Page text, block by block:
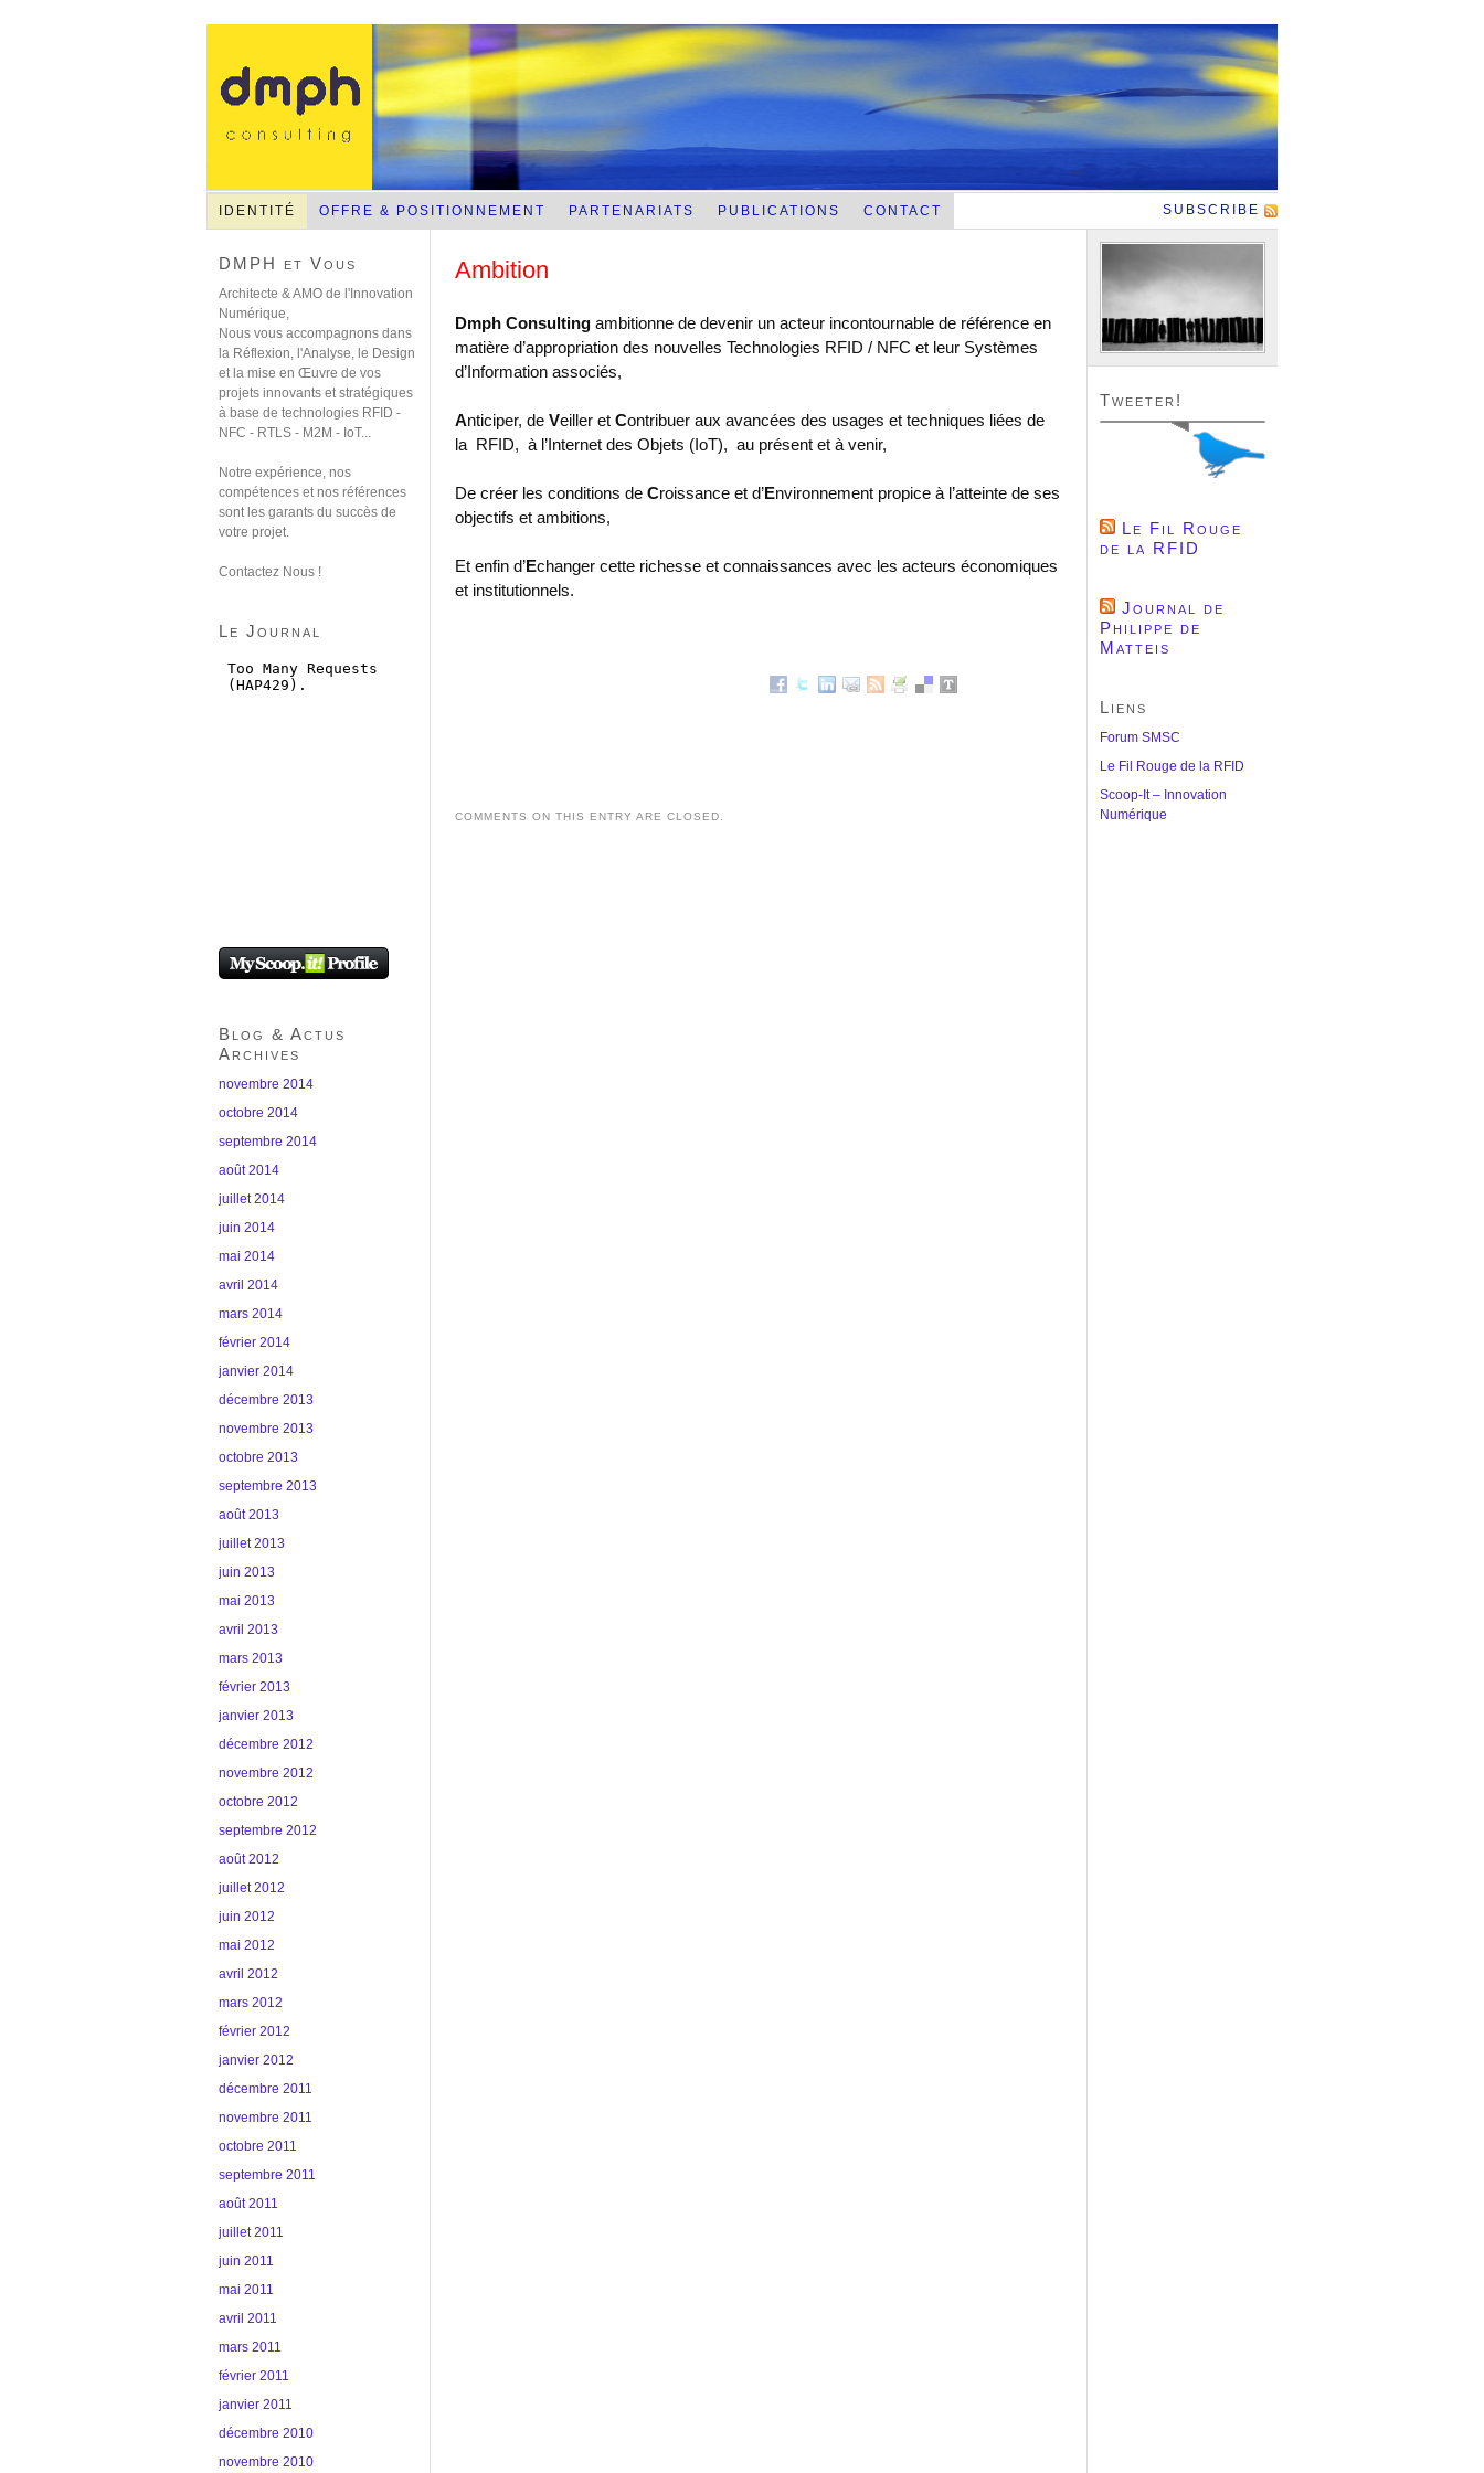
NFC-RFID-RTLS-Sans contact mobile
IDENTITÉ OFFRE & POSITIONNEMENT PARTENARIATS PUBLICATIONS CONTACT SUBSCRIBE
Ambition
Dmph Consulting ambitionne de devenir un acteur incontournable de référence en
matière d’appropriation des nouvelles Technologies RFID / NFC et leur Systèmes
d’Information associés,
Anticiper, de Veiller et Contribuer aux avancées des usages et techniques liées de
la RFID, à l’Internet des Objets (IoT), au présent et à venir,
De créer les conditions de Croissance et d’Environnement propice à l’atteinte de ses
objectifs et ambitions,
Et enfin d’Echanger cette richesse et connaissances avec les acteurs économiques
et institutionnels.
COMMENTS ON THIS ENTRY ARE CLOSED.
DMPH et Vous
Architecte & AMO de l'Innovation
Numérique,
Nous vous accompagnons dans
la Réflexion, l'Analyse, le Design
et la mise en Œuvre de vos
projets innovants et stratégiques
à base de technologies RFID -
NFC - RTLS - M2M - IoT...
Notre expérience, nos
compétences et nos références
sont les garants du succès de
votre projet.
Contactez Nous !
Le Journal
Blog & Actus
Archives
novembre 2014
octobre 2014
septembre 2014
août 2014
juillet 2014
juin 2014
mai 2014
avril 2014
mars 2014
février 2014
janvier 2014
décembre 2013
novembre 2013
octobre 2013
septembre 2013
août 2013
juillet 2013
juin 2013
mai 2013
avril 2013
mars 2013
février 2013
janvier 2013
décembre 2012
novembre 2012
octobre 2012
septembre 2012
août 2012
juillet 2012
juin 2012
mai 2012
avril 2012
mars 2012
février 2012
janvier 2012
décembre 2011
novembre 2011
octobre 2011
septembre 2011
août 2011
juillet 2011
juin 2011
mai 2011
avril 2011
mars 2011
février 2011
janvier 2011
décembre 2010
novembre 2010
Tweeter!
Le Fil Rouge
de la RFID
Journal de
Philippe de
Matteis
Liens
Forum SMSC
Le Fil Rouge de la RFID
Scoop-It – Innovation
Numérique